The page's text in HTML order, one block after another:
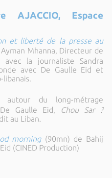
AJACCIO, Espace
et liberté de la presse au
Mhanna, Directeur de
avec la journaliste Sandra
avec De Gaulle Eid et
libanais.
autour du long-métrage
Gaulle Eid,
Chou Sar ?
au Liban.
morning (90mn) de Bahij
(CINED Production)